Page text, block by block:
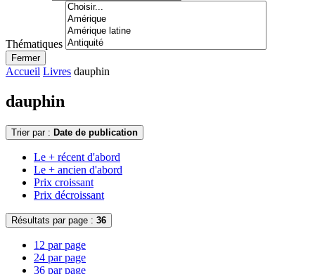
Thématiques
Fermer
Accueil Livres dauphin
dauphin
Trier par : Date de publication
Le + récent d'abord
Le + ancien d'abord
Prix croissant
Prix décroissant
Résultats par page : 36
12 par page
24 par page
36 par page